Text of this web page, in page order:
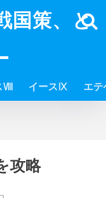
国策、と
Ⅷ イースⅨ エテ
攻略